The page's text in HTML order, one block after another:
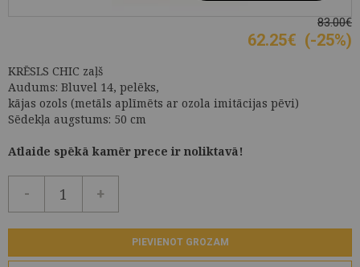
83.00€
62.25€ (-25%)
KRĒSLS CHIC zaļš
Audums: Bluvel 14, pelēks,
kājas ozols (metāls aplīmēts ar ozola imitācijas pēvi)
Sēdekļa augstums: 50 cm
Atlaide spēkā kamēr prece ir noliktavā!
- +
PIEVIENOT GROZAM